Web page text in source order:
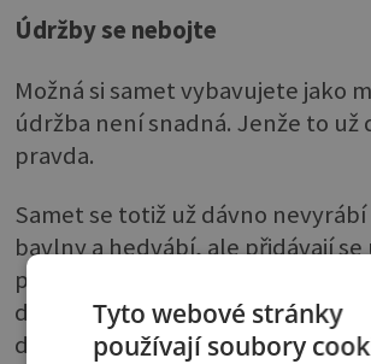
Údržby se nebojte
Možná si samet vybavujete jako
údržba není snadná. Jenže to už
pravda.
Samet se totiž už dávno
bavlny a hedvábí, ale přidávají
především elastan, díky čemuž
dostupný, ale hlavně odolný
dobře udržovatelný.
Tyto webové stránky
používají soubory